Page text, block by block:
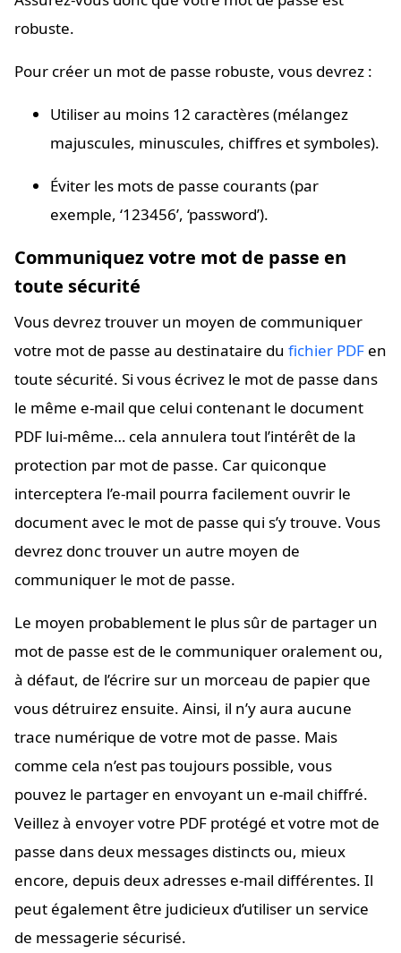
robuste.
Pour créer un mot de passe robuste, vous devrez :
Utiliser au moins 12 caractères (mélangez
majuscules, minuscules, chiffres et symboles).
Éviter les mots de passe courants (par
exemple, ‘123456’, ‘password’).
Communiquez votre mot de passe en
toute sécurité
Vous devrez trouver un moyen de communiquer
votre mot de passe au destinataire du fichier PDF en
toute sécurité. Si vous écrivez le mot de passe dans
le même e-mail que celui contenant le document
PDF lui-même… cela annulera tout l’intérêt de la
protection par mot de passe. Car quiconque
interceptera l’e-mail pourra facilement ouvrir le
document avec le mot de passe qui s’y trouve. Vous
devrez donc trouver un autre moyen de
communiquer le mot de passe.
Le moyen probablement le plus sûr de partager un
mot de passe est de le communiquer oralement ou,
à défaut, de l’écrire sur un morceau de papier que
vous détruirez ensuite. Ainsi, il n’y aura aucune
trace numérique de votre mot de passe. Mais
comme cela n’est pas toujours possible, vous
pouvez le partager en envoyant un e-mail chiffré.
Veillez à envoyer votre PDF protégé et votre mot de
passe dans deux messages distincts ou, mieux
encore, depuis deux adresses e-mail différentes. Il
peut également être judicieux d’utiliser un service
de messagerie sécurisé.